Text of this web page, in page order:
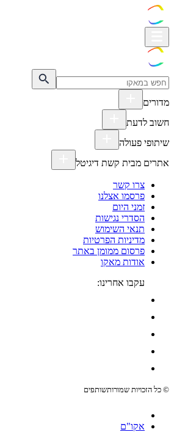
מדורים
חשוב לדעת
שיתופי פעולה
אתרים מבית קשת דיגיטל
צרו קשר
פרסמו אצלנו
זמני היום
הסדרי נגישות
תנאי השימוש
מדיניות הפרטיות
פרסום ממומן באתר
אודות מאקו
עקבו אחרינו:
© כל הזכויות שמורותשותפים
אקו"ם